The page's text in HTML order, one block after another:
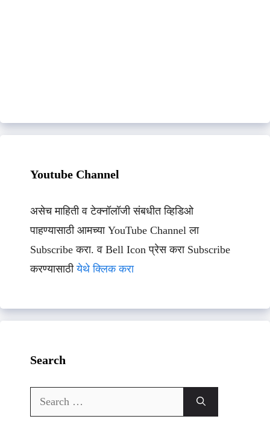
Youtube Channel
असेच माहिती व टेक्नॉलॉजी संबधीत व्हिडिओ
पाहण्यासाठी आमच्या YouTube Channel ला
Subscribe करा. व Bell Icon प्रेस करा Subscribe
करण्यासाठीयेथे क्लिक करा
Search
Search
for: